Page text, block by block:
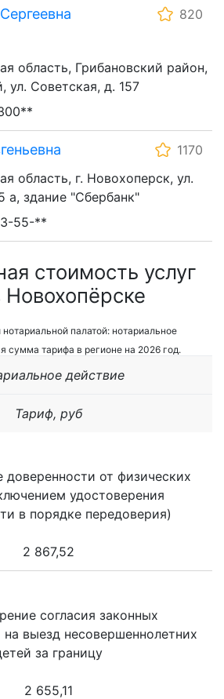
820
область, Грибановский район,
ул. Советская, д. 157
1170
область, г. Новохоперск, ул.
а, здание "Сбербанк"
55-**
стоимость услуг
Новохопёрске
палатой: нотариальное
сумма тарифа в регионе на 2026 год.
действие
Тариф, руб
доверенности от физических
удостоверения
в порядке передоверия)
2 867,52
согласия законных
на выезд несовершеннолетних
за границу
2 655,11